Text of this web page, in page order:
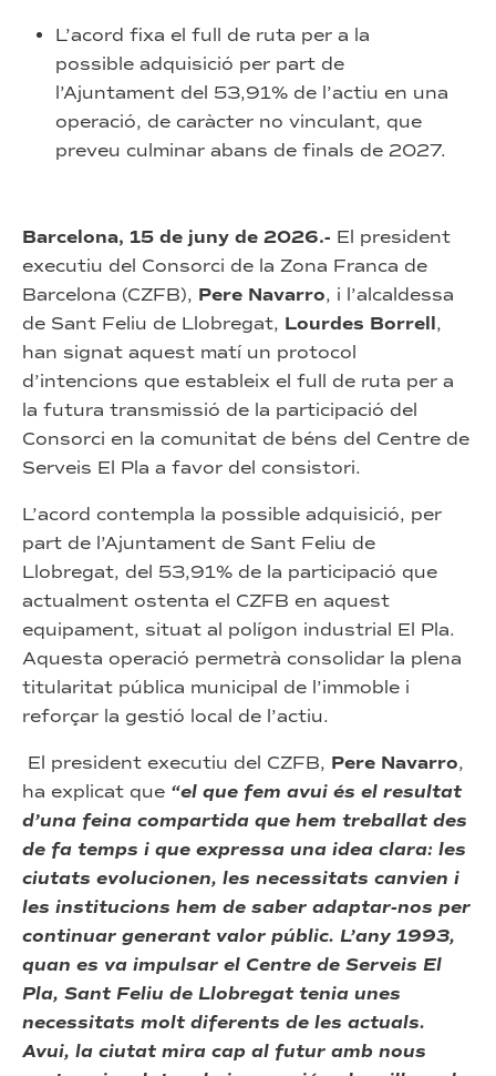
L’acord fixa el full de ruta per a la
possible adquisició per part de
l’Ajuntament del 53,91% de l’actiu en una
operació, de caràcter no vinculant, que
preveu culminar abans de finals de 2027.
Barcelona, 15 de juny de 2026.- El president
executiu del Consorci de la Zona Franca de
Barcelona (CZFB), Pere Navarro, i l’alcaldessa
de Sant Feliu de Llobregat, Lourdes Borrell,
han signat aquest matí un protocol
d’intencions que estableix el full de ruta per a
la futura transmissió de la participació del
Consorci en la comunitat de béns del Centre de
Serveis El Pla a favor del consistori.
L’acord contempla la possible adquisició, per
part de l’Ajuntament de Sant Feliu de
Llobregat, del 53,91% de la participació que
actualment ostenta el CZFB en aquest
equipament, situat al polígon industrial El Pla.
Aquesta operació permetrà consolidar la plena
titularitat pública municipal de l’immoble i
reforçar la gestió local de l’actiu.
El president executiu del CZFB, Pere Navarro,
ha explicat que “el que fem avui és el resultat
d’una feina compartida que hem treballat des
de fa temps i que expressa una idea clara: les
ciutats evolucionen, les necessitats canvien i
les institucions hem de saber adaptar-nos per
continuar generant valor públic. L’any 1993,
quan es va impulsar el Centre de Serveis El
Pla, Sant Feliu de Llobregat tenia unes
necessitats molt diferents de les actuals.
Avui, la ciutat mira cap al futur amb nous